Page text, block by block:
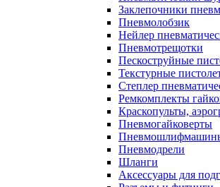
Заклепочники
Пневмолобзик
Нейлер
Пневмотрещотки
Пескоструйные
Текстурные
Степлер
Ремкомплекты
Краскопульты,
Пневмогайковерты
Пневмодрели
Шланги
Аксессуары для